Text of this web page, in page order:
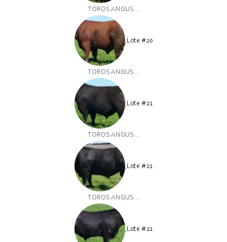
TOROS ANGUS...
Lote #20
TOROS ANGUS...
Lote #21
TOROS ANGUS...
Lote #21
TOROS ANGUS...
Lote #21